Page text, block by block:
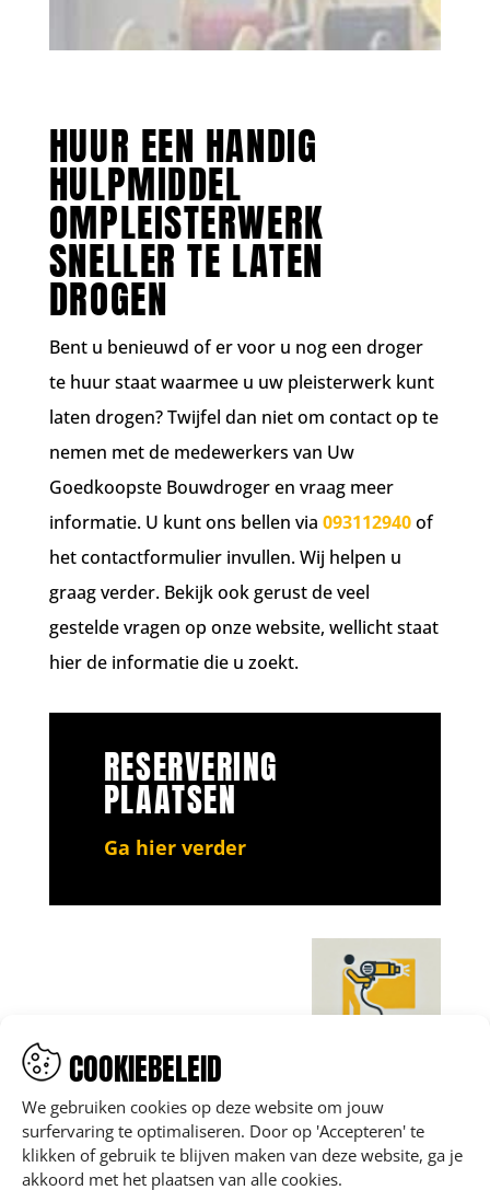
COOKIEBELEID
We gebruiken cookies op deze website om jouw
surfervaring te optimaliseren. Door op 'Accepteren' te
klikken of gebruik te blijven maken van deze website, ga je
akkoord met het plaatsen van alle cookies.
HUUR EEN HANDIG
HULPMIDDEL
OMPLEISTERWERK
SNELLER TE LATEN
DROGEN
Bent u benieuwd of er voor u nog een droger
te huur staat waarmee u uw pleisterwerk kunt
laten drogen? Twijfel dan niet om contact op te
nemen met de medewerkers van Uw
Goedkoopste Bouwdroger en vraag meer
informatie. U kunt ons bellen via 093112940of
het contactformulier invullen. Wij helpen u
graag verder. Bekijk ook gerust de veel
gestelde vragen op onze website, wellicht staat
hier de informatie die u zoekt.
RESERVERING
PLAATSEN
Ga hier verder